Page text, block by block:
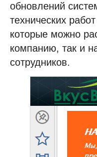
обновлений
технических
которые можно
компанию, так и
сотрудников.